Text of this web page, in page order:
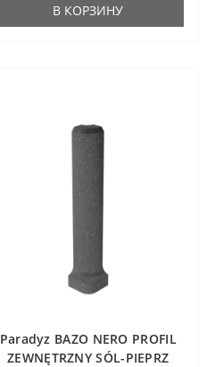
В КОРЗИНУ
Paradyz BAZO NERO PROFIL
ZEWNĘTRZNY SÓL-PIEPRZ